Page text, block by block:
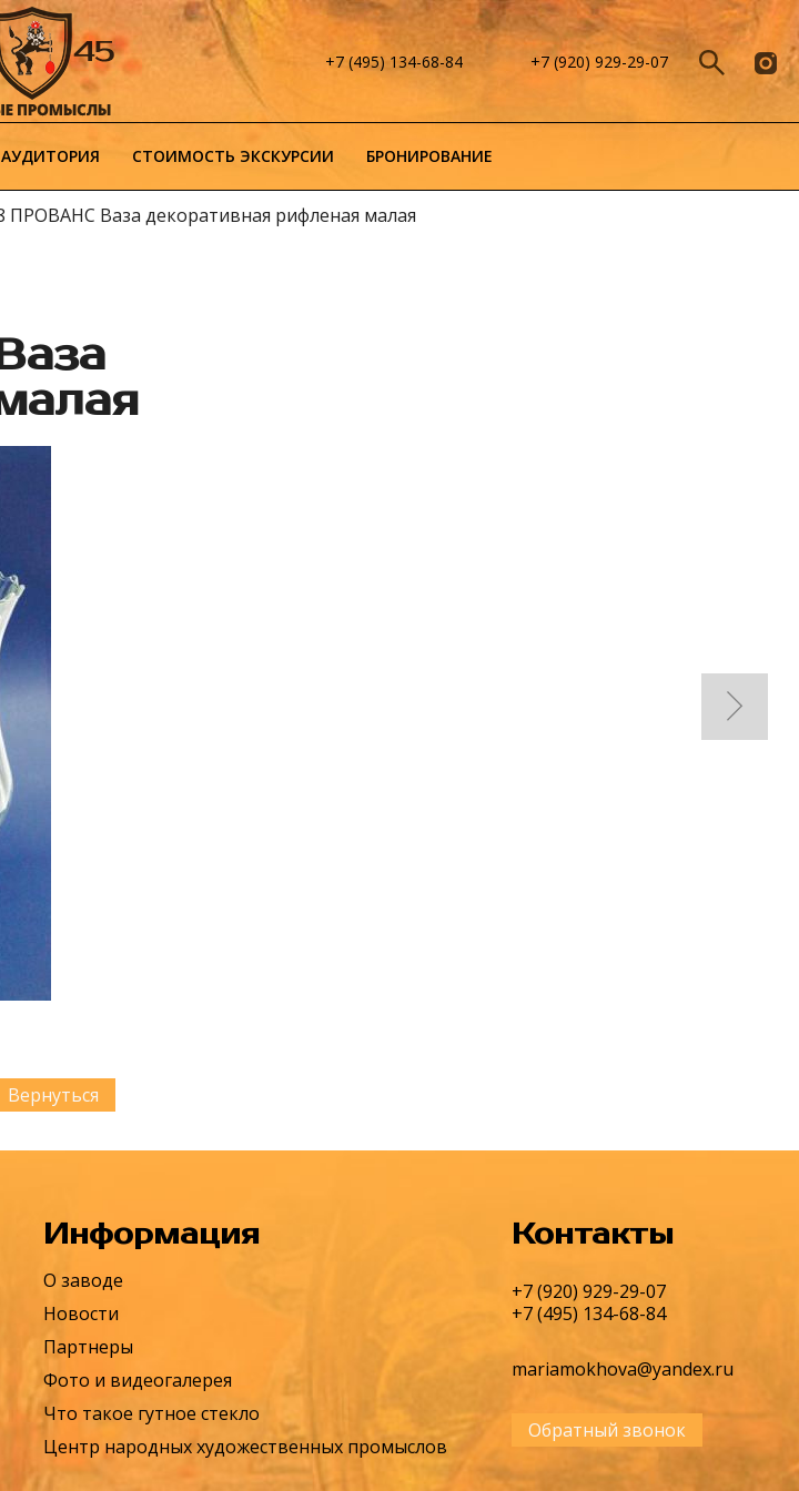
+7 (920) 929-29-07
+7 (495) 134-68-84
СТОИМОСТЬ ЭКСКУРСИИ БРОНИРОВАНИЕ
ПРОВАНС Ваза декоративная рифленая малая
Вернуться
Информация
О заводе
Новости
Партнеры
Фото и видеогалерея
Что такое гутное стекло
Центр народных художественных промыслов
Контакты
+7 (920) 929-29-07
+7 (495) 134-68-84
mariamokhova@yandex.ru
Обратный звонок